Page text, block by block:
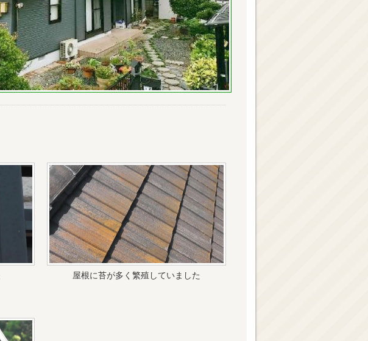
屋根に苔が多く繁殖していました